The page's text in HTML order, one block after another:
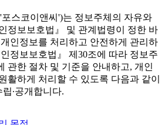
스코이앤씨')는 정보주체의 자유와
정보보호법』 및 관계법령이 정한 바
인정보를 처리하고 안전하게 관리하
정보보호법』 제30조에 따라 정보주
관한 절차 및 기준을 안내하고, 개인
활하게 처리할 수 있도록 다음과 같이
∙공개합니다.